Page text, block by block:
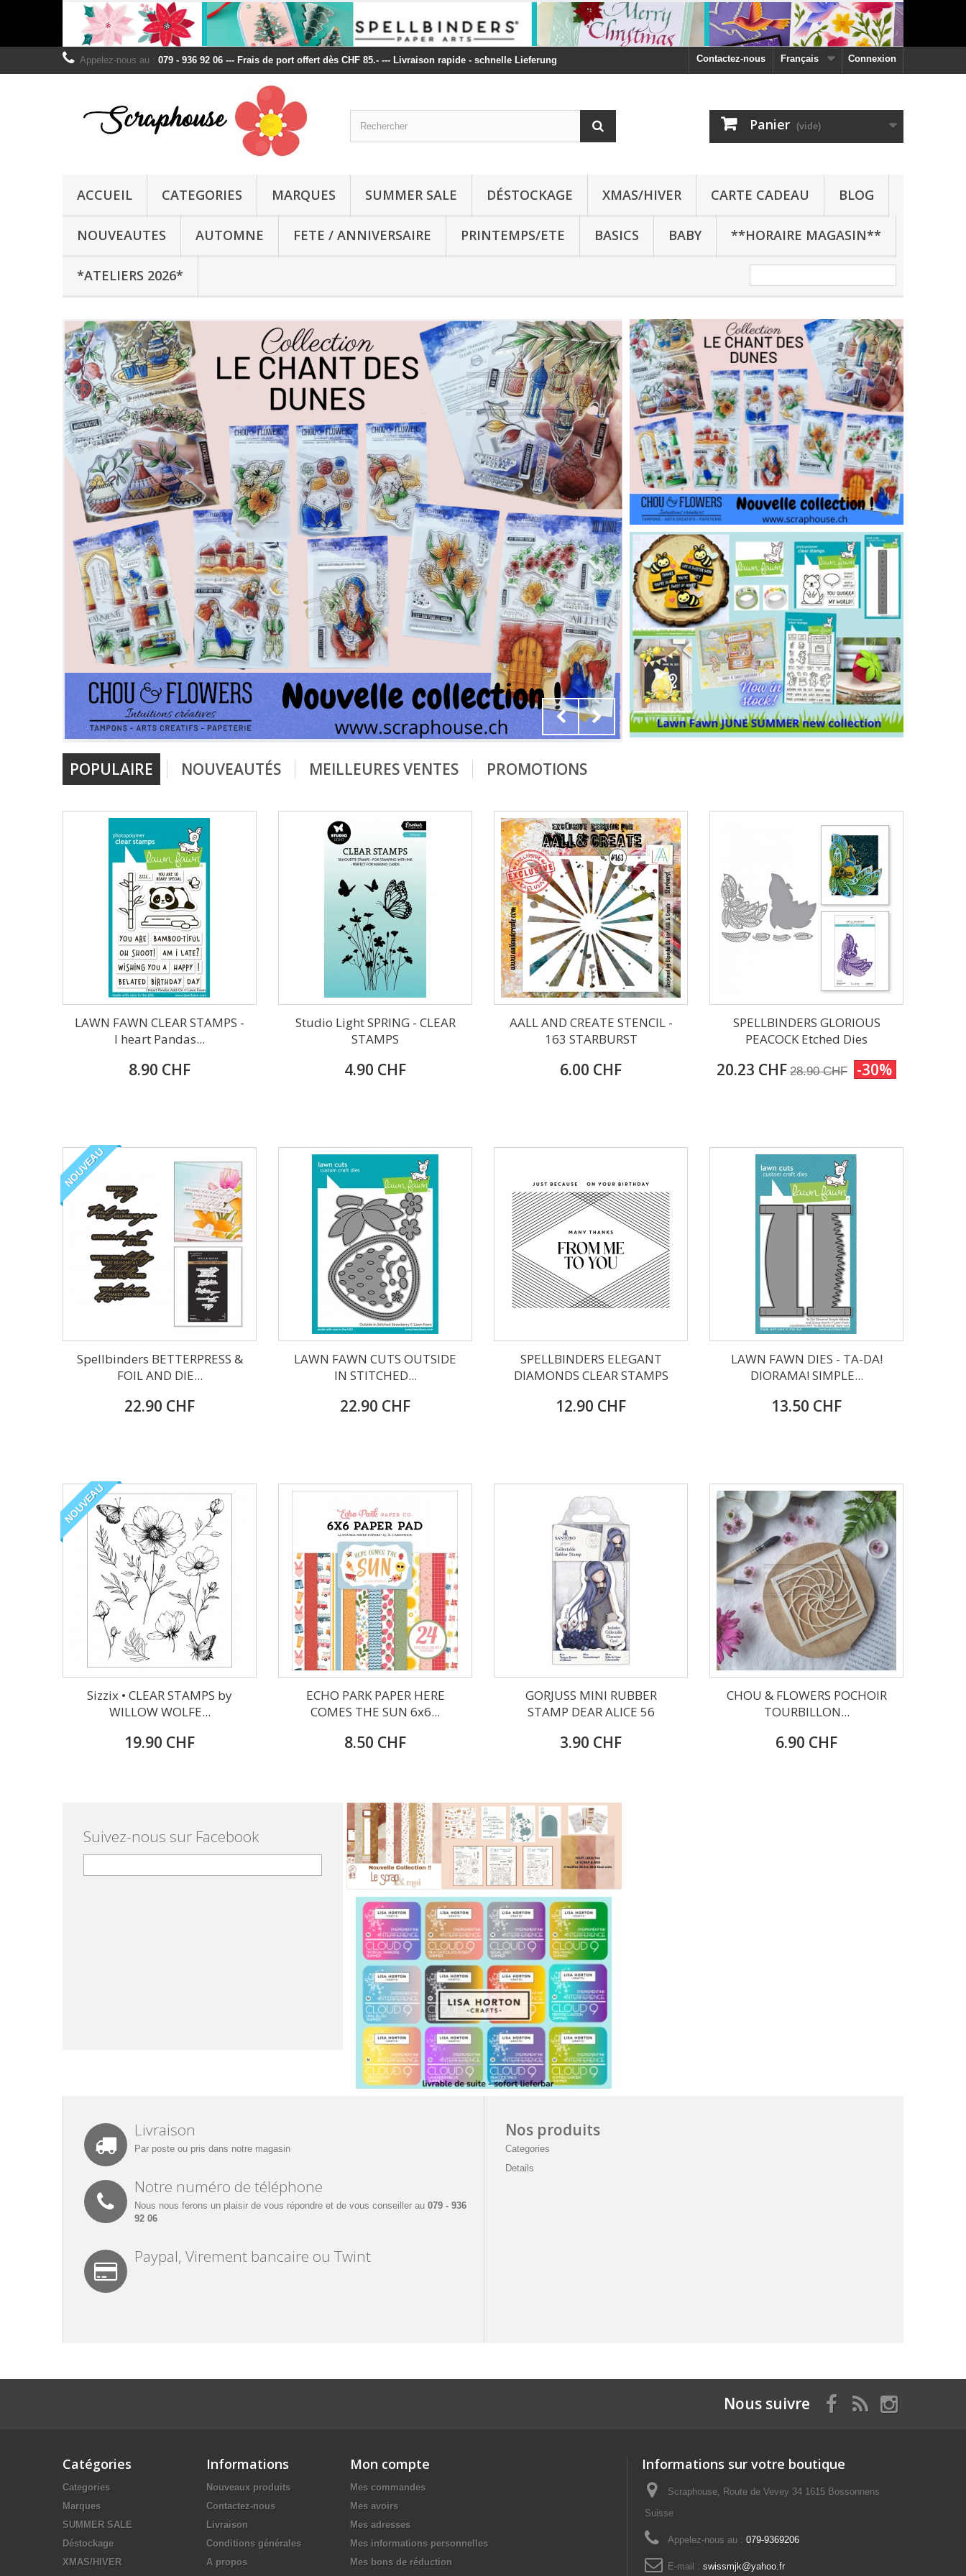
Connexion
Français
Contactez-nous
Appelez-nous au : 079 - 936 92 06 --- Frais de port offert dès CHF 85.- --- Livraison rapide - schnelle Lieferung
Panier (vide)
ACCUEIL CATEGORIES MARQUES SUMMER SALE DÉSTOCKAGE XMAS/HIVER CARTE CADEAU BLOG
NOUVEAUTES AUTOMNE FETE / ANNIVERSAIRE PRINTEMPS/ETE BASICS BABY **HORAIRE MAGASIN**
*ATELIERS 2026*
POPULAIRE NOUVEAUTÉS MEILLEURES VENTES PROMOTIONS
LAWN FAWN CLEAR STAMPS -
I heart Pandas...
8.90 CHF
Studio Light SPRING - CLEAR
STAMPS
4.90 CHF
AALL AND CREATE STENCIL -
163 STARBURST
6.00 CHF
SPELLBINDERS GLORIOUS
PEACOCK Etched Dies
20.23 CHF 28.90 CHF -30%
NOUVEAU
Spellbinders BETTERPRESS &
FOIL AND DIE...
22.90 CHF
LAWN FAWN CUTS OUTSIDE
IN STITCHED...
22.90 CHF
SPELLBINDERS ELEGANT
DIAMONDS CLEAR STAMPS
12.90 CHF
LAWN FAWN DIES - TA-DA!
DIORAMA! SIMPLE...
13.50 CHF
NOUVEAU
Sizzix • CLEAR STAMPS by
WILLOW WOLFE...
19.90 CHF
ECHO PARK PAPER HERE
COMES THE SUN 6x6...
8.50 CHF
GORJUSS MINI RUBBER
STAMP DEAR ALICE 56
3.90 CHF
CHOU & FLOWERS POCHOIR
TOURBILLON...
6.90 CHF
Suivez-nous sur Facebook
Livraison
Par poste ou pris dans notre magasin
Notre numéro de téléphone
Nous nous ferons un plaisir de vous répondre et de vous conseiller au 079 - 936
92 06
Paypal, Virement bancaire ou Twint
Nos produits
Categories
Details
Nous suivre
Catégories
Categories
Marques
SUMMER SALE
Déstockage
XMAS/HIVER
Informations
Nouveaux produits
Contactez-nous
Livraison
Conditions générales
A propos
Mon compte
Mes commandes
Mes avoirs
Mes adresses
Mes informations personnelles
Mes bons de réduction
Informations sur votre boutique
Scraphouse, Route de Vevey 34 1615 Bossonnens
Suisse
Appelez-nous au : 079-9369206
E-mail : swissmjk@yahoo.fr